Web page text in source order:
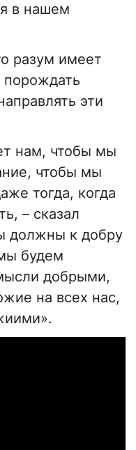
в нашем
разум имеет
порождать
эти
нам, чтобы мы
чтобы мы
тогда, когда
– сказал
должны к добру
будем
добрыми,
на всех нас,